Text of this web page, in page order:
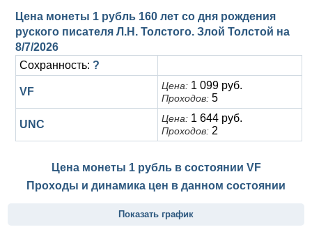
Цена монеты 1 рубль 160 лет со дня рождения
руского писателя Л.Н. Толстого. Злой Толстой на
8/7/2026
Сохранность: ?
VF Цена: 1 099 руб.
Проходов: 5
UNC Цена: 1 644 руб.
Проходов: 2
Цена монеты 1 рубль в состоянии VF
Проходы и динамика цен в данном состоянии
Показать график